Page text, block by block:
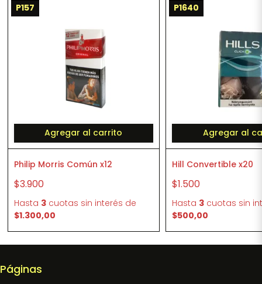
P157
Agregar al carrito
Philip Morris Común x12
$3.900
Hasta 3cuotas sin interés de
$1.300,00
P1640
Agregar al
Hill Convertible x20
$1.500
Hasta 3 cuotas sin
$500,00
Páginas